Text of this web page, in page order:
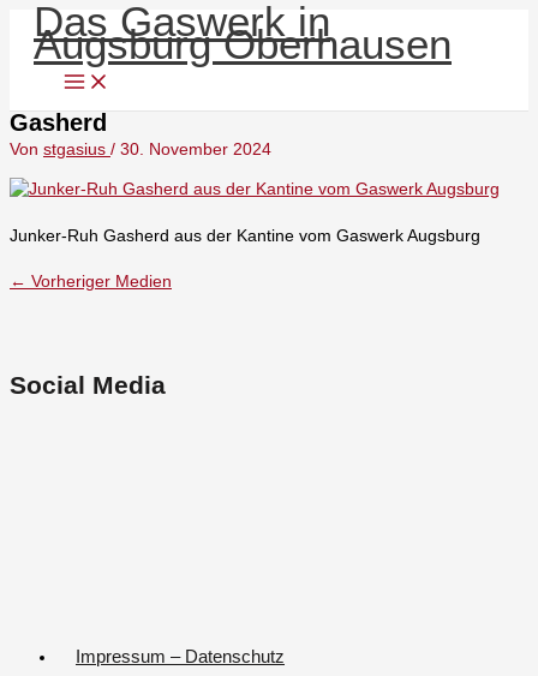
Zum
Inhalt
springen
Das Gaswerk in
Augsburg Oberhausen
Gasherd
Von stgasius / 30. November 2024
Junker-Ruh Gasherd aus der Kantine vom Gaswerk Augsburg
← Vorheriger Medien
Social Media
Menü
Impressum – Datenschutz